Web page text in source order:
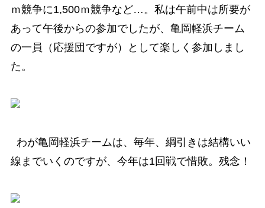
ｍ競争に1,500ｍ競争など…。私は午前中は所要が
あって午後からの参加でしたが、亀岡軽浜チーム
の一員（応援団ですが）として楽しく参加しまし
た。
わが亀岡軽浜チームは、毎年、綱引きは結構いい
線までいくのですが、今年は1回戦で惜敗。残念！